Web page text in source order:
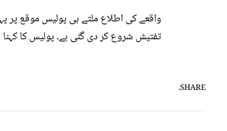
واقعے کی اطلاع ملتے ہی پولیس موقع پر
تفتیش شروع کر دی گئی ہے۔ پولیس کا کہنا
SHARE.